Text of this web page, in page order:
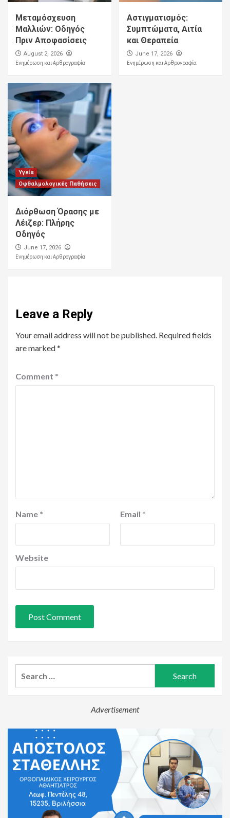
Μεταμόσχευση
Μαλλιών: Οδηγός
Πριν Αποφασίσεις
August 2, 2026
Ενημέρωση και Αρθρογραφία
Αστιγματισμός:
Συμπτώματα, Αιτία
και Θεραπεία
June 17, 2026
Ενημέρωση και Αρθρογραφία
Υγεία
Οφθαλμολογικές Παθήσεις
Διόρθωση Όρασης με
Λέιζερ: Πλήρης
Οδηγός
June 17, 2026
Ενημέρωση και Αρθρογραφία
Leave a Reply
Your email address will not be published. Required fields
are marked*
Comment *
Name * Email *
Website
Advertisement